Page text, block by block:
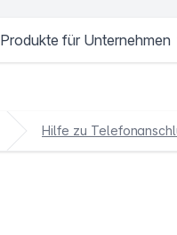
Produkte für Unternehmen
Hilfe zu